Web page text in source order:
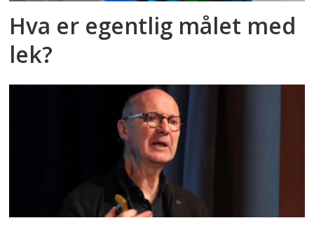
Hva er egentlig målet med
lek?